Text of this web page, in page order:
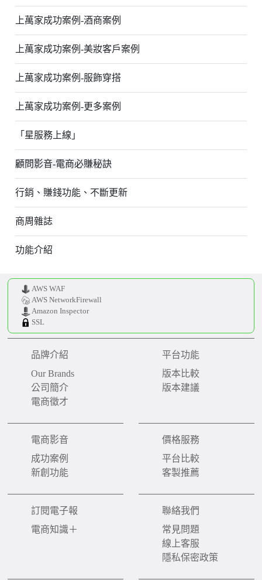
上萬家成功案例-酒商案例
上萬家成功案例-美妝客戶案例
上萬家成功案例-服飾穿搭
上萬家成功案例-更多案例
「星服務上線」
顧問影音-電商必賺秘訣
行銷、賺錢功能、不斷更新
商周雜誌
功能介紹
AWS WAF
AWS NetworkFirewall
Amazon Inspector
SSL
品牌介紹
Our Brands
公司簡介
電商徵才
平台功能
版本比較
版本建議
電商影音
成功案例
新創功能
價格服務
平台比較
客製推薦
訂閱電子報
電商知識＋
聯絡我們
常見問題
線上客服
隱私保密政策